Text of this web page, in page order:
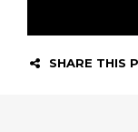
SHARE THIS